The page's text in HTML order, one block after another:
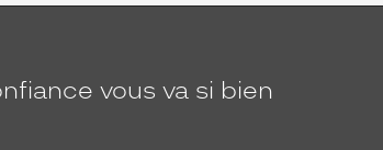
vous va si bien